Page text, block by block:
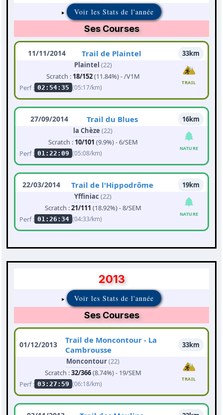
Voir les Stats de l'année
Ses Courses
11/11/2014 Trail de Plaintel
33km
Plaintel (22)
Scratch : 18/152(11.84%) - /V1M
Perf : 02:54:35 (05:17/km)
TRAIL
27/09/2014 Trail du Blues
16km
la Chèze (22)
Scratch : 10/101 (9.9%) - 6/SEM
Perf : 01:22:09 (05:08/km)
NATURE
22/03/2014 Trail de l'Hippodrôme
19km
Yffiniac (22)
Scratch :21/111 (18.92%) - 8/SEM
Perf : 01:26:34 (04:33/km)
NATURE
2013
Voir les Stats de l'année
Ses Courses
01/12/2013
Trail de Moncontour - La
Cambrousse
33km
Moncontour(22)
Scratch :32/366(8.74%) - 19/SEM
Perf : 03:27:59 (06:18/km)
TRAIL